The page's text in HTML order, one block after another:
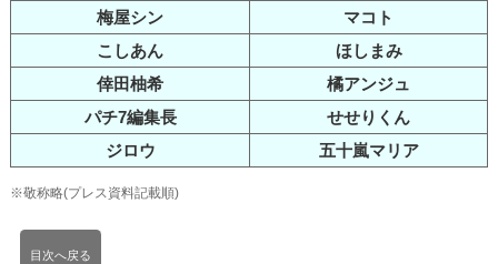
梅屋シン
マコト
こしあん
ほしまみ
倖田柚希
橘アンジュ
パチ7編集長
せせりくん
ジロウ
五十嵐マリア
※敬称略(プレス資料記載順)
目次へ戻る